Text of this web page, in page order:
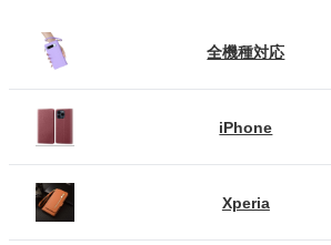
全機種対応
iPhone
Xperia